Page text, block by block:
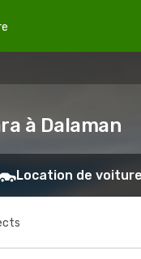
à Dalaman
Location de voiture